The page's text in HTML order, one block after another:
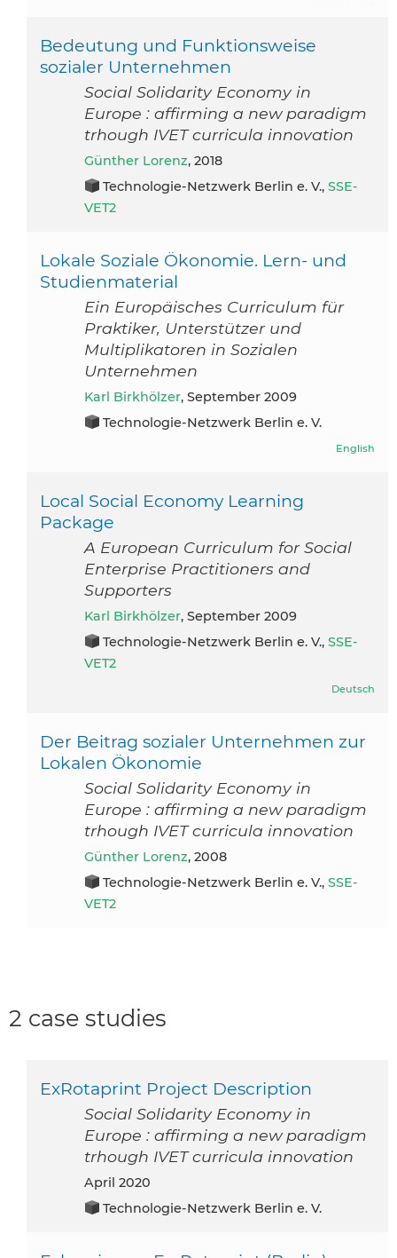
Bedeutung und Funktionsweise
sozialer Unternehmen
Social Solidarity Economy in
Europe : affirming a new paradigm
trhough IVET curricula innovation
Günther Lorenz, 2018
Technologie-Netzwerk Berlin e. V., SSE-
VET2
Lokale Soziale Ökonomie. Lern- und
Studienmaterial
Ein Europäisches Curriculum für
Praktiker, Unterstützer und
Multiplikatoren in Sozialen
Unternehmen
Karl Birkhölzer, September 2009
Technologie-Netzwerk Berlin e. V.
English
Local Social Economy Learning
Package
A European Curriculum for Social
Enterprise Practitioners and
Supporters
Karl Birkhölzer, September 2009
Technologie-Netzwerk Berlin e. V., SSE-
VET2
Deutsch
Der Beitrag sozialer Unternehmen zur
Lokalen Ökonomie
Social Solidarity Economy in
Europe : affirming a new paradigm
trhough IVET curricula innovation
Günther Lorenz, 2008
Technologie-Netzwerk Berlin e. V., SSE-
VET2
2 case studies
ExRotaprint Project Description
Social Solidarity Economy in
Europe : affirming a new paradigm
trhough IVET curricula innovation
April 2020
Technologie-Netzwerk Berlin e. V.